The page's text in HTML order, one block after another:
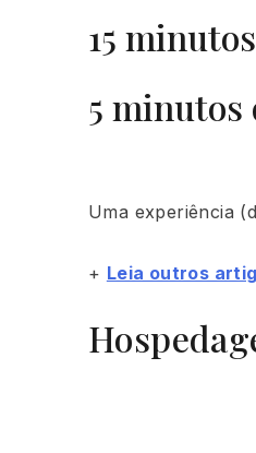
15
5 minutos
Uma experiência
+ Leia outros